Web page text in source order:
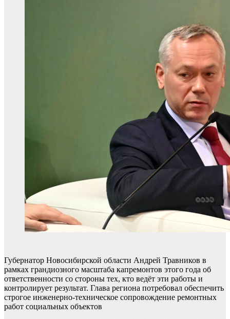
Губернатор Новосибирской области Андрей Травников в
рамках грандиозного масштаба капремонтов этого года об
ответственности со стороны тех, кто ведёт эти работы и
контролирует результат. Глава региона потребовал обеспечить
строгое инженерно-техническое сопровождение ремонтных
работ социальных объектов